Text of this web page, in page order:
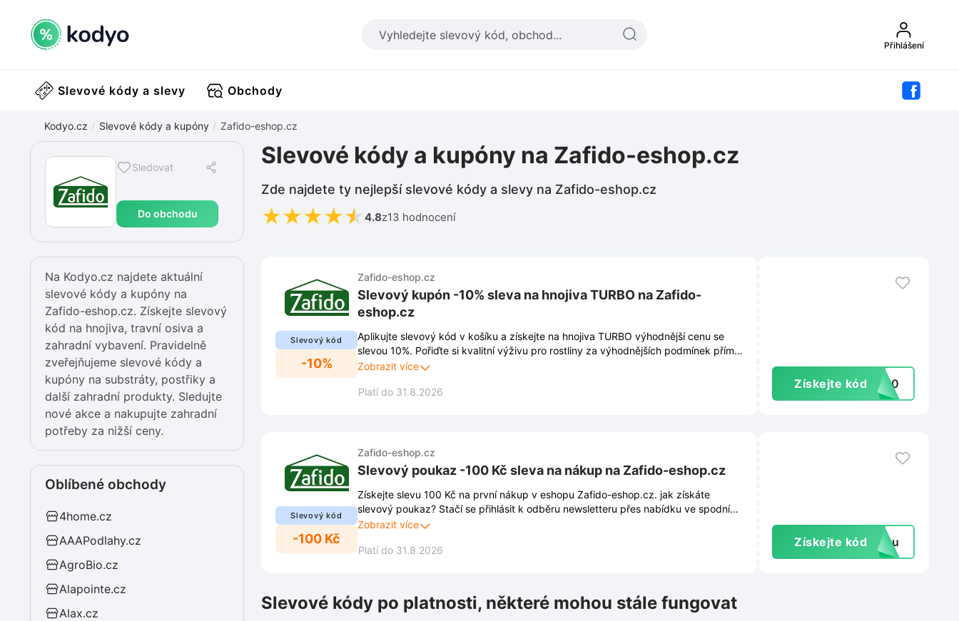
Přihlášení
Slevové kódy a slevy Obchody
Kodyo.cz Slevové kódy a kupóny Zafido-eshop.cz
Sledovat
Do obchodu
Slevové kódy a kupóny na Zafido-eshop.cz
Zde najdete ty nejlepší slevové kódy a slevy na Zafido-eshop.cz
★★★★★ 4.8z13 hodnocení
Na Kodyo.cz najdete aktuální
slevové kódy a kupóny na
Zafido-eshop.cz. Získejte slevový
kód na hnojiva, travní osiva a
zahradní vybavení. Pravidelně
zveřejňujeme slevové kódy a
kupóny na substráty, postřiky a
další zahradní produkty. Sledujte
nové akce a nakupujte zahradní
potřeby za nižší ceny.
Oblíbené obchody
4home.cz
AAAPodlahy.cz
AgroBio.cz
Alapointe.cz
Alax.cz
Slevový kód
-10%
Zafido-eshop.cz
Slevový kupón -10% sleva na hnojiva TURBO na Zafido-
eshop.cz
Aplikujte slevový kód v košíku a získejte na hnojiva TURBO výhodnější cenu se
slevou 10%. Pořiďte si kvalitní výživu pro rostliny za výhodnějších podmínek přímo
na Zafido-eshop.cz.
Zobrazit více
Platí do 31.8.2026
Získejte kódBO10
Slevový kód
-100 Kč
Zafido-eshop.cz
Slevový poukaz -100 Kč sleva na nákup na Zafido-eshop.cz
Získejte slevu 100 Kč na první nákup v eshopu Zafido-eshop.cz. jak získáte
slevový poukaz? Stačí se přihlásit k odběru newsletteru přes nabídku ve spodním
rohu stránky. Díky registraci získáte okamžitý přehled o nejnovějších kolekcích i
pravidelně.
Zobrazit více
Platí do 31.8.2026
Získejte kód extu
Slevové kódy po platnosti, některé mohou stále fungovat